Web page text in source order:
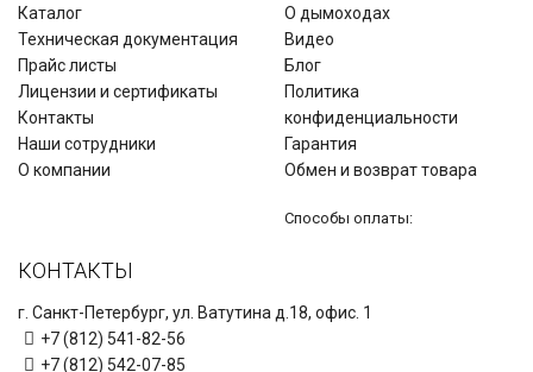
Каталог
Техническая документация
Прайс листы
Лицензии и сертификаты
Контакты
Наши сотрудники
О компании
О дымоходах
Видео
Блог
Политика
конфиденциальности
Гарантия
Обмен и возврат товара
Способы оплаты:
КОНТАКТЫ
г. Санкт-Петербург, ул. Ватутина д.18, офис. 1
+7 (812) 541-82-56
+7 (812) 542-07-85